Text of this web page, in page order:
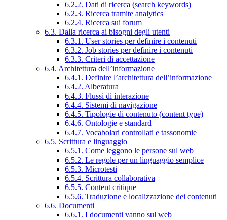
6.2.2. Dati di ricerca (search keywords)
6.2.3. Ricerca tramite analytics
6.2.4. Ricerca sui forum
6.3. Dalla ricerca ai bisogni degli utenti
6.3.1. User stories per definire i contenuti
6.3.2. Job stories per definire i contenuti
6.3.3. Criteri di accettazione
6.4. Architettura dell’informazione
6.4.1. Definire l’architettura dell’informazione
6.4.2. Alberatura
6.4.3. Flussi di interazione
6.4.4. Sistemi di navigazione
6.4.5. Tipologie di contenuto (content type)
6.4.6. Ontologie e standard
6.4.7. Vocabolari controllati e tassonomie
6.5. Scrittura e linguaggio
6.5.1. Come leggono le persone sul web
6.5.2. Le regole per un linguaggio semplice
6.5.3. Microtesti
6.5.4. Scrittura collaborativa
6.5.5. Content critique
6.5.6. Traduzione e localizzazione dei contenuti
6.6. Documenti
6.6.1. I documenti vanno sul web